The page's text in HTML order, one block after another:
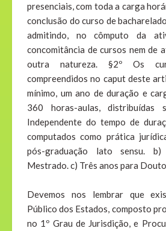
presenciais, com toda a carga
conclusão do curso de
admitindo, no cômputo da
concomitância de cursos nem de
outra natureza. §2º Os
compreendidos no caput deste
mínimo, um ano de duração e
360 horas-aulas, distribuídas
Independente do tempo de
computados como prática
pós-graduação lato sensu.
Mestrado. c) Três anos para
Devemos nos lembrar que
Público dos Estados, composto
no 1º Grau de Jurisdição, e